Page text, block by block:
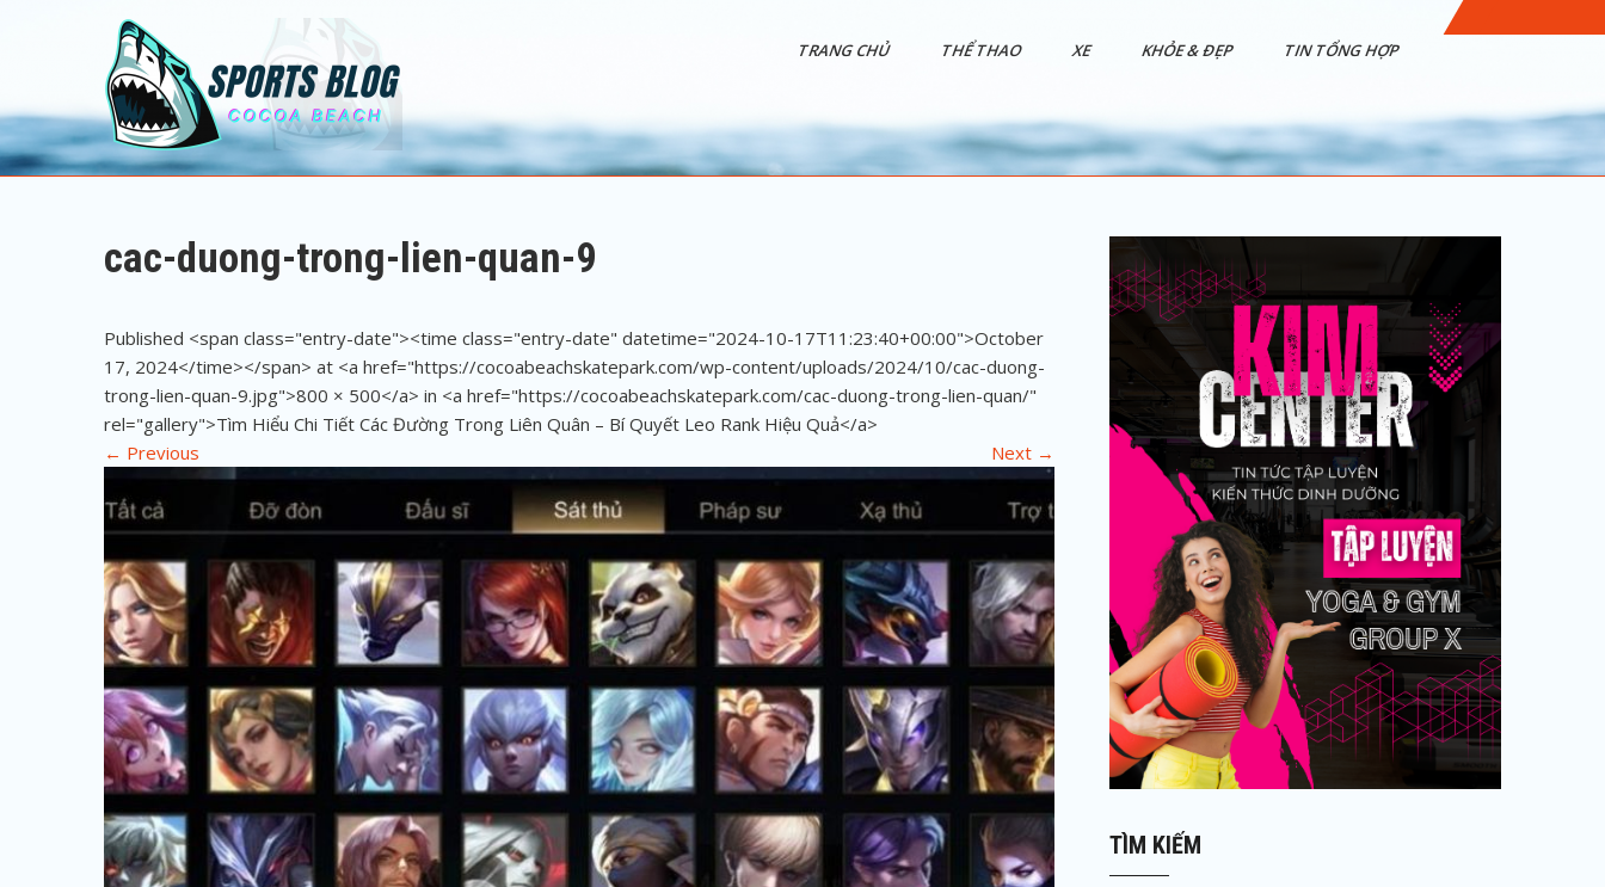
Sports Blog
Cocoa Beach
TRANG CHỦ THỂ THAO XE KHỎE & ĐẸP TIN TỔNG HỢP
cac-duong-trong-lien-quan-9
Published <span class="entry-date"><time class="entry-date" datetime="2024-10-17T11:23:40+00:00">October
17, 2024</time></span> at <a href="https://cocoabeachskatepark.com/wp-content/uploads/2024/10/cac-duong-
trong-lien-quan-9.jpg">800 × 500</a> in <a href="https://cocoabeachskatepark.com/cac-duong-trong-lien-quan/"
rel="gallery">Tìm Hiểu Chi Tiết Các Đường Trong Liên Quân – Bí Quyết Leo Rank Hiệu Quả</a>
← Previous Next →
TÌM KIẾM